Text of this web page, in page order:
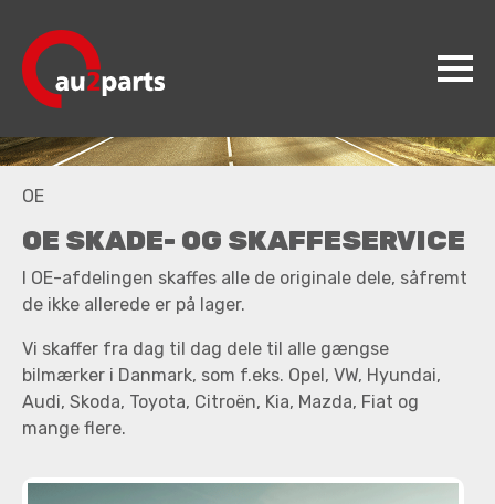
au2parts
Produkter
Videncenter
Koncepter
Kontakt
Jobs
OE
OE SKADE- OG SKAFFESERVICE
I OE-afdelingen skaffes alle de originale dele, såfremt
de ikke allerede er på lager.
Vi skaffer fra dag til dag dele til alle gængse
bilmærker i Danmark, som f.eks. Opel, VW, Hyundai,
Audi, Skoda, Toyota, Citroën, Kia, Mazda, Fiat og
mange flere.